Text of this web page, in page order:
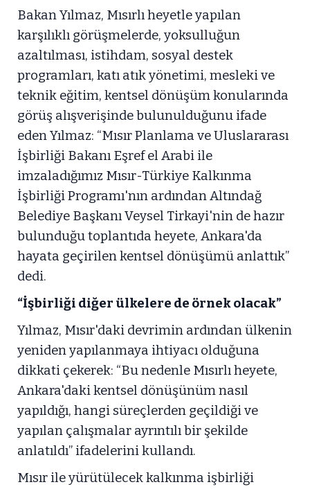
Bakan Yılmaz, Mısırlı heyetle yapılan
karşılıklı görüşmelerde, yoksulluğun
azaltılması, istihdam, sosyal destek
programları, katı atık yönetimi, mesleki ve
teknik eğitim, kentsel dönüşüm konularında
görüş alışverişinde bulunulduğunu ifade
eden Yılmaz: “Mısır Planlama ve Uluslararası
İşbirliği Bakanı Eşref el Arabi ile
imzaladığımız Mısır-Türkiye Kalkınma
İşbirliği Programı'nın ardından Altındağ
Belediye Başkanı Veysel Tirkayi'nin de hazır
bulunduğu toplantıda heyete, Ankara'da
hayata geçirilen kentsel dönüşümü anlattık”
dedi.
“İşbirliği diğer ülkelere de örnek olacak”
Yılmaz, Mısır'daki devrimin ardından ülkenin
yeniden yapılanmaya ihtiyacı olduğuna
dikkati çekerek: “Bu nedenle Mısırlı heyete,
Ankara'daki kentsel dönüşünüm nasıl
yapıldığı, hangi süreçlerden geçildiği ve
yapılan çalışmalar ayrıntılı bir şekilde
anlatıldı” ifadelerini kullandı.
Mısır ile yürütülecek kalkınma işbirliği